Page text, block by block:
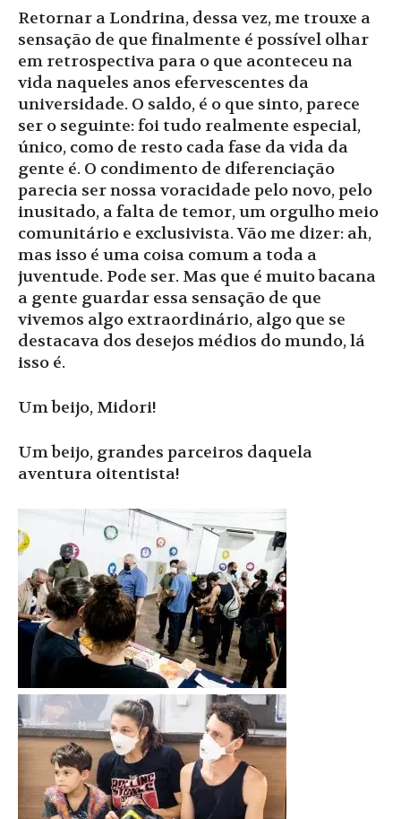
Retornar a Londrina, dessa vez, me trouxe a
sensação de que finalmente é possível olhar
em retrospectiva para o que aconteceu na
vida naqueles anos efervescentes da
universidade. O saldo, é o que sinto, parece
ser o seguinte: foi tudo realmente especial,
único, como de resto cada fase da vida da
gente é. O condimento de diferenciação
parecia ser nossa voracidade pelo novo, pelo
inusitado, a falta de temor, um orgulho meio
comunitário e exclusivista. Vão me dizer: ah,
mas isso é uma coisa comum a toda a
juventude. Pode ser. Mas que é muito bacana
a gente guardar essa sensação de que
vivemos algo extraordinário, algo que se
destacava dos desejos médios do mundo, lá
isso é.
Um beijo, Midori!
Um beijo, grandes parceiros daquela
aventura oitentista!